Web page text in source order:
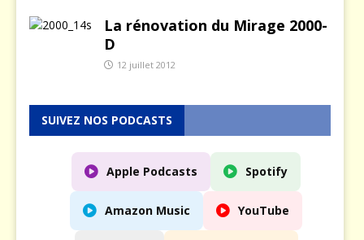
La rénovation du Mirage 2000-
D
12 juillet 2012
SUIVEZ NOS PODCASTS
Apple Podcasts Spotify
Amazon Music YouTube